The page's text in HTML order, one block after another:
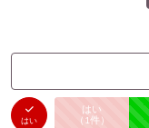
はい
はい
（ 1件） 未